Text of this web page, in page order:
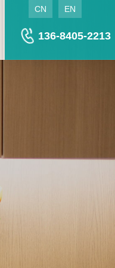
CN EN
136-8405-2213